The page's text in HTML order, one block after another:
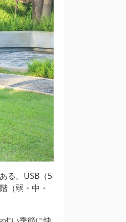
る。USB（5
（弱・中・